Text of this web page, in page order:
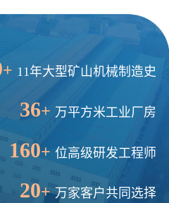
+ 11年大型矿山机械制造史
36+ 万平方米工业厂房
160+ 位高级研发工程师
20+ 万家客户共同选择